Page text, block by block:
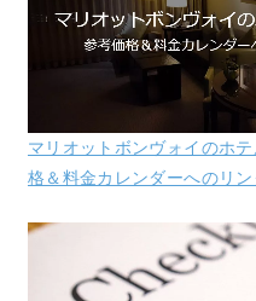
マリオットボンヴォイのホ
格＆料金カレンダーへのリン